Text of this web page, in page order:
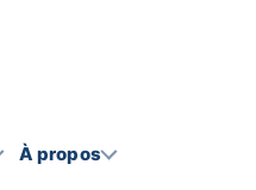
À propos